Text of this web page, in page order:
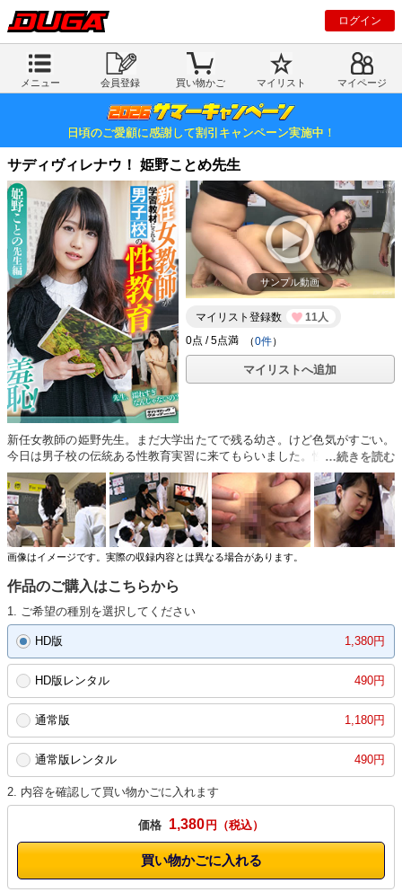
ログイン
メニュー 会員登録 買い物かご マイリスト マイページ
日頃のご愛顧に感謝して割引キャンペーン実施中！
サディヴィレナウ！ 姫野ことめ先生
サンプル動画
マイリスト登録数
11人
（0件）
マイリストへ追加
新任女教師の姫野先生。まだ大学出たてで残る幼さ。けど色気がすごい。
今日は男子校の伝統ある性教育実習に来てもらいました。性交渉に不安を
感じる男子学生のための挿入体験実技演習。「え？私の身体で実習するん
ですか？」当たり前ですよ。早く脱いでください。生徒の時間を奪うんで
すか？まずは実技の前に女性器の学習。モニターに大写しにされた姫野先
生のおマンコ。皮をむいてこれが陰核か！先生、モニターを見て！肛門の
そばにホクロが。知らなかったんですか？事前に予習しておかないと教師
失格ですよ？教師なら口でやってあげなきゃ！「これでいいですか…」と
ックからずぶぅと挿入。「え？みんなに見られてるんですか…。モニター
膣壁のヒダヒダもすごくてみんな持たない。これは生徒たち、いい勉強に
なるわ（笑）。みんな姫野先生の腰グラすげえぞ！騎乗位の腰の動きがこ
なれ感あってすごい。締まる締まる。姫野先生も気持ちいいならみんなに
報告しないと！性欲の行き場のなかった生徒たちに回されて、口の端から
ヨダレ垂らしてシズル感MAXのお顔に、ザーメン顔射されながら騎乗位で
イキまくり！みんな勉強になった？先生の色気は名器ゆえだったのか！姫
野先生、ありがとうございました！
画像はイメージです。実際の収録内容とは異なる場合があります。
作品のご購入はこちらから
1. ご希望の種別を選択してください
HD版 1,380円
HD版レンタル 490円
通常版 1,180円
通常版レンタル 490円
2. 内容を確認して買い物かごに入れます
価格 1,380 円
買い物かごに入れる